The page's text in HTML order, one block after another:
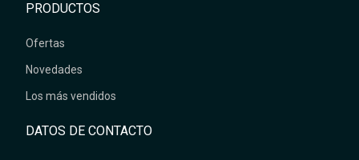
PRODUCTOS
Ofertas
Novedades
Los más vendidos
DATOS DE CONTACTO